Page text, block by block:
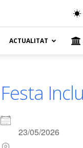
ACTUALITAT
Festa
23/05/2026